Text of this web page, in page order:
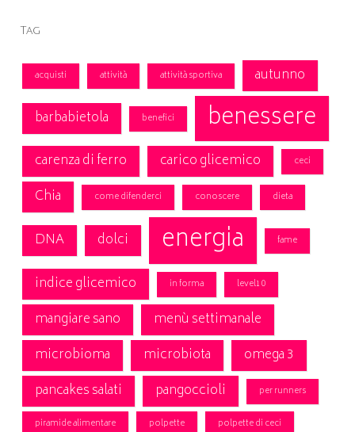
Tag
acquisti attività attività sportiva
autunno
barbabietola
benefici benessere
carenza di ferro carico glicemico ceci
Chia come difenderci conoscere dieta
DNA dolci energia fame
indice glicemico in forma level10
mangiare sano
menù settimanale
microbioma
microbiota
omega 3
pancakes salati
pangoccioli per runners
piramide alimentare polpette polpette di ceci